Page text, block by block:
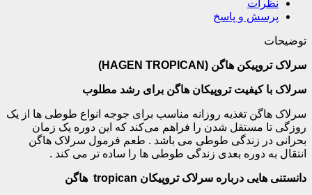
نظرات
پرسش و پاسخ
توضیحات
سرلاک تروپیکن هاگن (HAGEN TROPICAN)
سرلاک با کیفیت تروپیکان هاگن برای رشد مطلوب
سرلاک هاگن تغذیه روزانه مناسب برای جوجه انواع طوطی ها از یک
روزگی تا مستقل شدن را فراهم می‌کند که این دوره یک زمان
بحرانی در زندگی طوطی می باشد . طعم فرمول سرلاک هاگن
انتقال به دوره بعدی زندگی طوطی ها را ساده تر می کند .
دانستنی هایی درباره سرلاک تروپیکان tropican هاگن